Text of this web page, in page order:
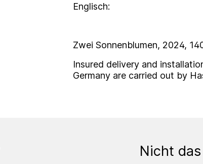
Englisch:
Zwei Sonnenblumen, 2024,
Insured delivery and
Germany are carried out by
Nicht